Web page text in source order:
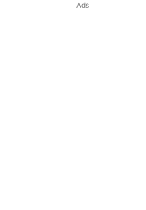
Ads